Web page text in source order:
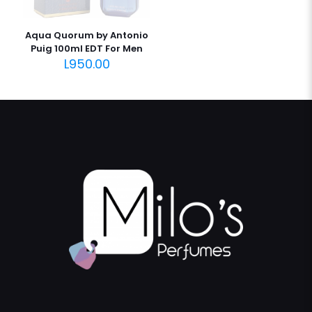
Aqua Quorum by Antonio
Puig 100ml EDT For Men
L950.00